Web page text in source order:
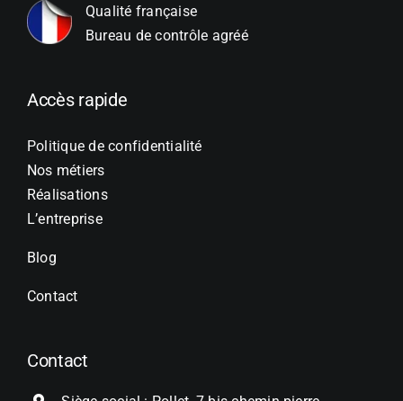
Qualité française
Bureau de contrôle agréé
Accès rapide
Politique de confidentialité
Nos métiers
Réalisations
L’entreprise
Blog
Contact
Contact